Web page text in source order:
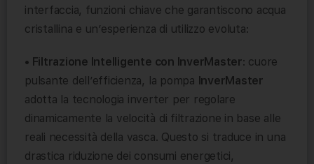
interfaccia, funzioni chiave che garantiscono acqua
cristallina e un’esperienza di utilizzo evoluta:
• Filtrazione Intelligente con InverMaster: cuore
pulsante dell’efficienza, la pompa InverMaster
adotta la tecnologia inverter per regolare
dinamicamente la velocità di filtrazione in base alle
reali necessità della vasca. Questo si traduce in una
drastica riduzione dei consumi energetici,